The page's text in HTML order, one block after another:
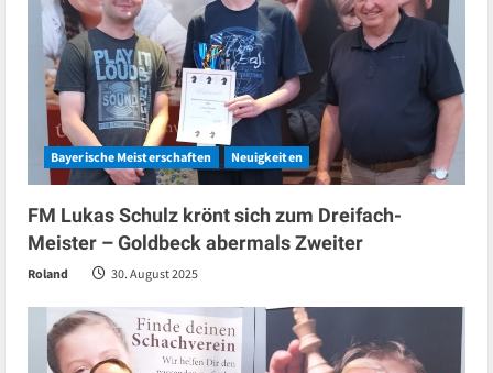
Bayerische Meisterschaften Neuigkeiten
FM Lukas Schulz krönt sich zum Dreifach-
Meister – Goldbeck abermals Zweiter
Roland 30. August 2025